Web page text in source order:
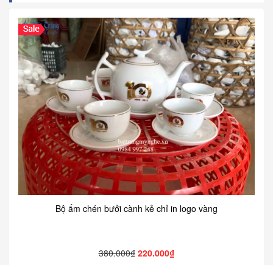
Bộ ấm chén bưởi cành kẻ chỉ in logo vàng
380.000₫ 220.000₫